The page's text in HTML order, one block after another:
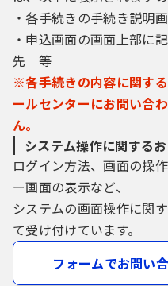
・各手続きの手続き説明
・申込画面の画面上部に
先 等
※各手続きの内容に関す
ールセンターにお問い合
ん。
システム操作に関する
ログイン方法、画面の操
ー画面の表示など、
システムの画面操作に関
て受け付けています。
フォームでお問い